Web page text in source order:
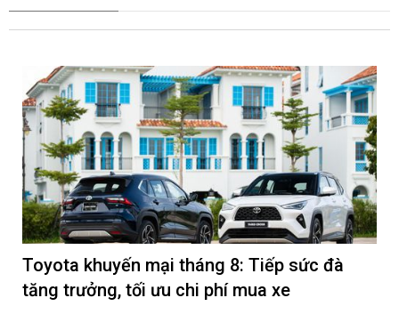
Xem trước Range Rover GT
sẽ ra mắt vào cuối năm
2026Khoa NX
MINI Aceman 2026 có giá
bán 2,419 tỷ đồng tại Việt
NamKhoa NX
BÀI VIẾT MỚI NHẤT